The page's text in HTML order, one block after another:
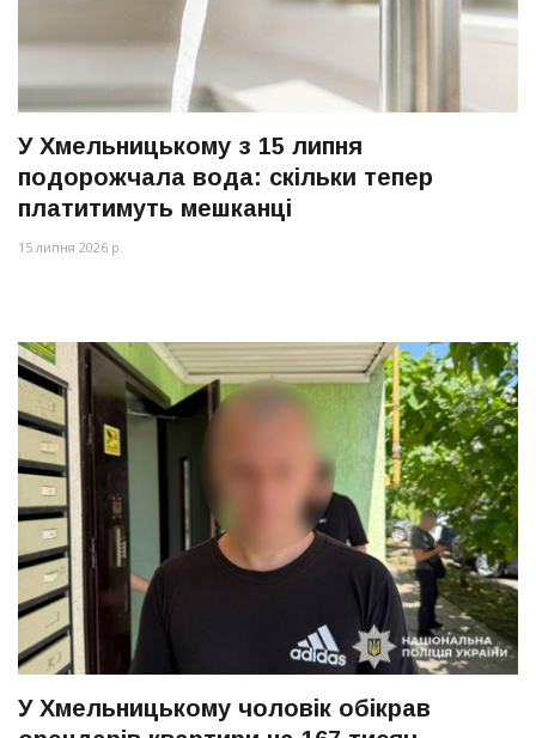
У Хмельницькому з 15 липня
подорожчала вода: скільки тепер
платитимуть мешканці
15 липня 2026 р.
У Хмельницькому чоловік обікрав